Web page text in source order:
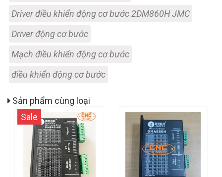
Driver điều khiển động cơ bước 2DM860H JMC
Driver động cơ bước
Mạch điều khiển động cơ bước
điều khiển động cơ bước
Sản phẩm cùng loại
Sale